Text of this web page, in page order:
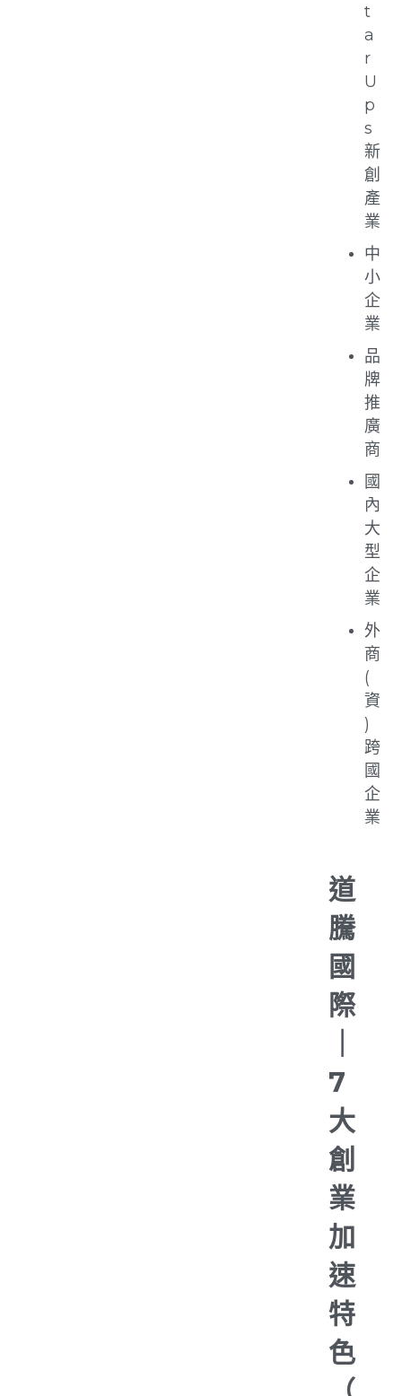
t
a
r
U
p
s
新
創
產
業
中
小
企
業
品
牌
推
廣
商
國
內
大
型
企
業
外
商
(
資
)
跨
國
企
業
道
騰
國
際
7
大
創
業
加
速
特
色